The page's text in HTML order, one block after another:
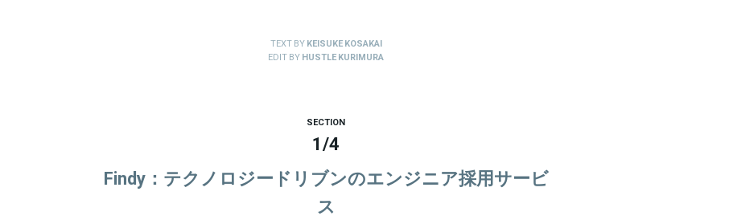
TEXT BYKEISUKE KOSAKAI
EDIT BYHUSTLE KURIMURA
SECTION
1/4
Findy：テクノロジードリブンのエンジニア採用サービ
ス